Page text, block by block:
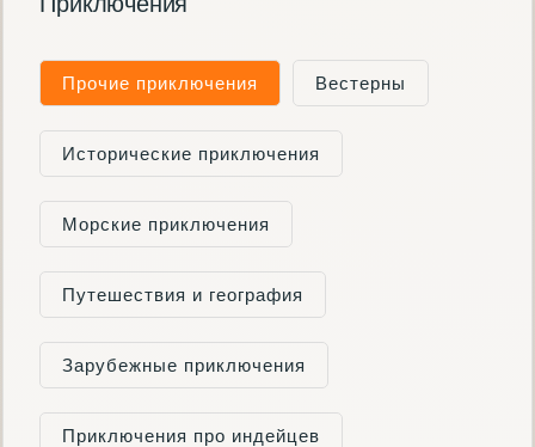
Прочие приключения Вестерны
Исторические приключения
Морские приключения
Путешествия и география
Зарубежные приключения
Приключения про индейцев